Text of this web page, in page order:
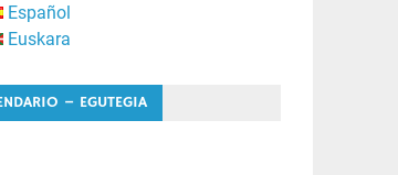
Español
Euskara
– EGUTEGIA